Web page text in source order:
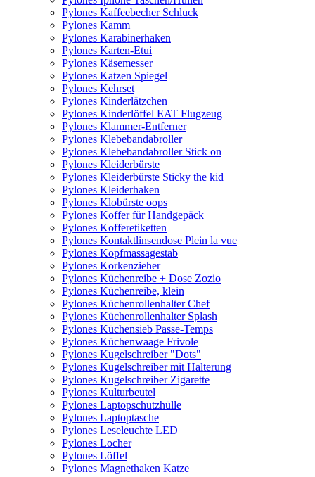
Pylones Kaffeebecher Schluck
Pylones Kamm
Pylones Karabinerhaken
Pylones Karten-Etui
Pylones Käsemesser
Pylones Katzen Spiegel
Pylones Kehrset
Pylones Kinderlätzchen
Pylones Kinderlöffel EAT Flugzeug
Pylones Klammer-Entferner
Pylones Klebebandabroller
Pylones Klebebandabroller Stick on
Pylones Kleiderbürste
Pylones Kleiderbürste Sticky the kid
Pylones Kleiderhaken
Pylones Klobürste oops
Pylones Koffer für Handgepäck
Pylones Kofferetiketten
Pylones Kontaktlinsendose Plein la vue
Pylones Kopfmassagestab
Pylones Korkenzieher
Pylones Küchenreibe + Dose Zozio
Pylones Küchenreibe, klein
Pylones Küchenrollenhalter Chef
Pylones Küchenrollenhalter Splash
Pylones Küchensieb Passe-Temps
Pylones Küchenwaage Frivole
Pylones Kugelschreiber "Dots"
Pylones Kugelschreiber mit Halterung
Pylones Kugelschreiber Zigarette
Pylones Kulturbeutel
Pylones Laptopschutzhülle
Pylones Laptoptasche
Pylones Leseleuchte LED
Pylones Locher
Pylones Löffel
Pylones Magnethaken Katze